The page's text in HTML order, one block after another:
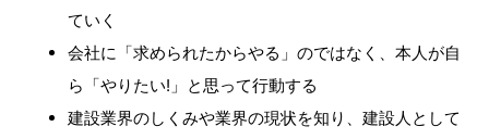
ていく
会社に「求められたからやる」のではなく、本人が自
ら「やりたい!」と思って行動する
建設業界のしくみや業界の現状を知り、建設人として